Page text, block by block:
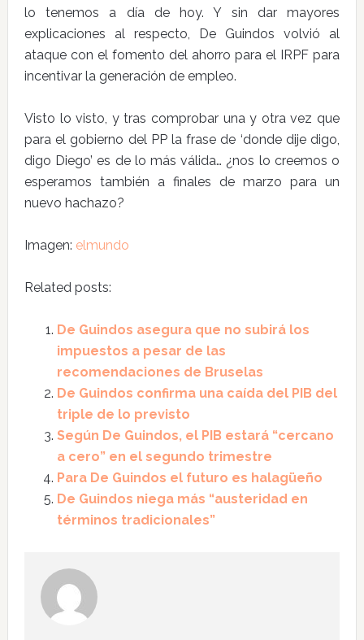
lo tenemos a día de hoy. Y sin dar mayores
explicaciones al respecto, De Guindos volvió al
ataque con el fomento del ahorro para el IRPF para
incentivar la generación de empleo.
Visto lo visto, y tras comprobar una y otra vez que
para el gobierno del PP la frase de ‘donde dije digo,
digo Diego’ es de lo más válida… ¿nos lo creemos o
esperamos también a finales de marzo para un
nuevo hachazo?
Imagen: elmundo
Related posts:
De Guindos asegura que no subirá los
impuestos a pesar de las
recomendaciones de Bruselas
De Guindos confirma una caída del PIB del
triple de lo previsto
Según De Guindos, el PIB estará “cercano
a cero” en el segundo trimestre
Para De Guindos el futuro es halagüeño
De Guindos niega más “austeridad en
términos tradicionales”